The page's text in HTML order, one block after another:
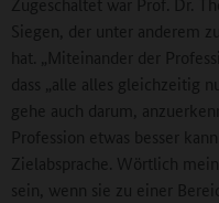
Siegen, der unter anderem
hat. „Miteinander der
dass „alle alles gleichzeitig
gehe auch darum,
Profession etwas besser
Zielabsprache. Wörtlich
sein, wenn sie zu einer